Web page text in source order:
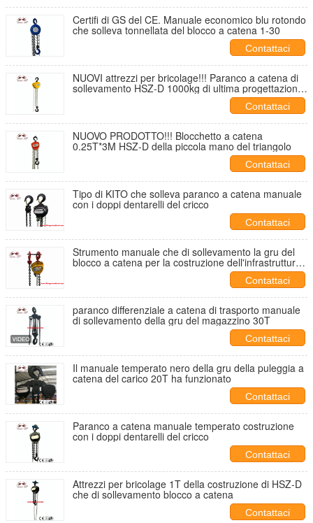
Certifi di GS del CE. Manuale economico blu rotondo
che solleva tonnellata del blocco a catena 1-30
Contattaci
NUOVI attrezzi per bricolage!!! Paranco a catena di
sollevamento HSZ-D 1000kg di ultima progettazione
Contattaci
NUOVO PRODOTTO!!! Blocchetto a catena
0.25T*3M HSZ-D della piccola mano del triangolo
Contattaci
Tipo di KITO che solleva paranco a catena manuale
con i doppi dentarelli del cricco
Contattaci
Strumento manuale che di sollevamento la gru del
blocco a catena per la costruzione dell'infrastruttura
Contattaci
paranco differenziale a catena di trasporto manuale
di sollevamento della gru del magazzino 30T
Contattaci
Il manuale temperato nero della gru della puleggia a
catena del carico 20T ha funzionato
Contattaci
Paranco a catena manuale temperato costruzione
con i doppi dentarelli del cricco
Contattaci
Attrezzi per bricolage 1T della costruzione di HSZ-D
che di sollevamento blocco a catena
Contattaci